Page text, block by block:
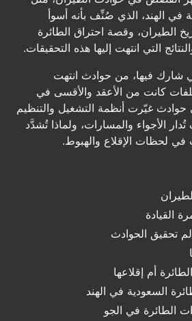
في الهند، الذي صُنِّف بأنه أسوأ
الطيران، وقصة احتراق الطائرة
التي انتهت إليها هذه التحقيقات.
شارك فيها، من حوادث انتهت
كانت من الأعقد والأقسى في
حوادث غيّرت أنظمة التشغيل والتنظيم
الأجواء والمسارات، ولماذا تُشدَّد
في لحظات الإقلاع والهبوط.
القيادة
تحقيق الحوادث
أم إقلاعها
السعودية في الهند
الطائرة في الجو